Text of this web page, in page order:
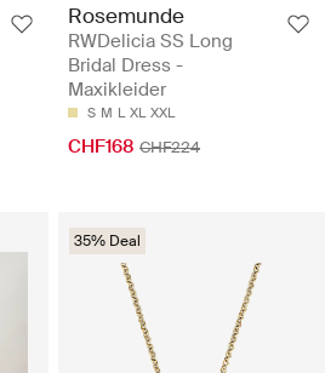
Rosemunde
RWDelicia SS Long
Bridal Dress -
Maxikleider
S M L XL XXL
CHF168 CHF224
35% Deal